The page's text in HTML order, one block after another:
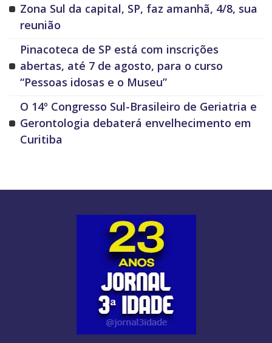
Zona Sul da capital, SP, faz amanhã, 4/8, sua
reunião
Pinacoteca de SP está com inscrições
abertas, até 7 de agosto, para o curso
“Pessoas idosas e o Museu”
O 14º Congresso Sul-Brasileiro de Geriatria e
Gerontologia debaterá envelhecimento em
Curitiba